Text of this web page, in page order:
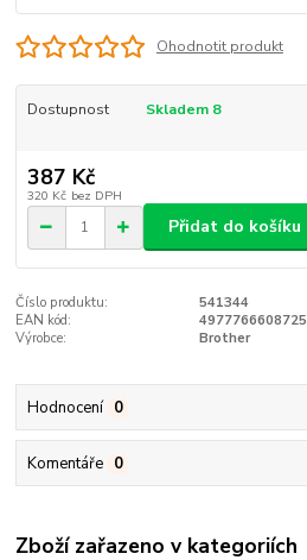
Ohodnotit produkt
Dostupnost Skladem 8
387 Kč
320 Kč bez DPH
Přidat do košíku
Číslo produktu:
541344
EAN kód:
4977766608725
Výrobce:
Brother
Hodnocení 0
Komentáře 0
Zboží zařazeno v kategoriích